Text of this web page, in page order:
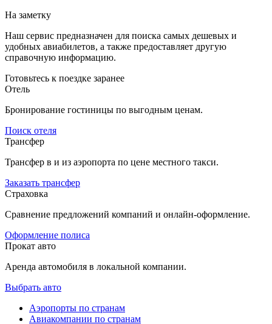
На заметку
Наш сервис предназначен для поиска самых дешевых и
удобных авиабилетов, а также предоставляет другую
справочную информацию.
Готовьтесь к поездке заранее
Отель
Бронирование гостиницы по выгодным ценам.
Поиск отеля
Трансфер
Трансфер в и из аэропорта по цене местного такси.
Заказать трансфер
Страховка
Сравнение предложений компаний и онлайн-оформление.
Оформление полиса
Прокат авто
Аренда автомобиля в локальной компании.
Выбрать авто
Аэропорты по странам
Авиакомпании по странам